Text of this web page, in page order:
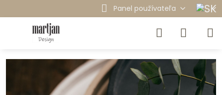
Panel používateľa
Ďalšie novinky v antracitovej
farbe